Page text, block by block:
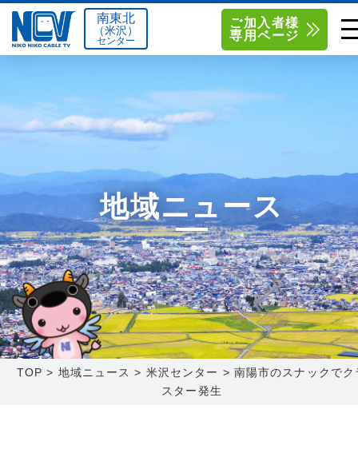
南東北センター（福島）
函館センター 0138-34-2525
新潟センター 025-210-1200
単品料金
お得なセットプラン
料金シミュレーション
サポート
Q&A
センター情報
障害メンテナンス情報
〒992-0044
山形県米沢市春日四丁目2-75
0238-24-2525
営業時間 9:00～18:00
南東北センター(福島)
〒960-8252
福島県福島市御山字一本松17-1-
1
0120-173-577
営業時間 9:15～18:00
南東北
（米沢）
センター
ご加入者様
専用ページ
地域ニュース
TOP > 地域ニュース > 米沢センター > 南陽市のスナックでク
スター発生